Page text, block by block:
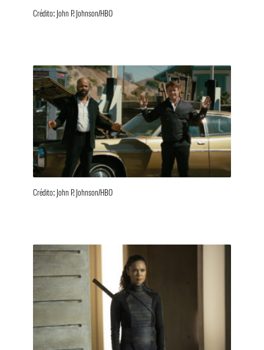
Crédito: John P. Johnson/HBO
Crédito: John P. Johnson/HBO